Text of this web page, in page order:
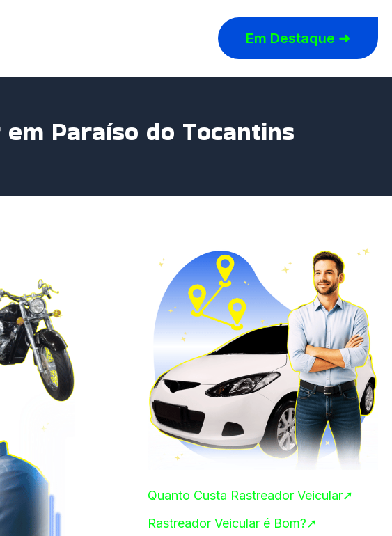
Em Destaque ➜
Paraíso do Tocantins
Quanto Custa Rastreador Veicular➚
Rastreador Veicular é Bom?➚